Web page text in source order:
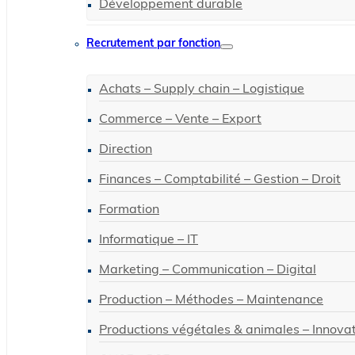
Développement durable
Recrutement par fonction
Achats – Supply chain – Logistique
Commerce – Vente – Export
Direction
Finances – Comptabilité – Gestion – Droit
Formation
Informatique – IT
Marketing – Communication – Digital
Production – Méthodes – Maintenance
Productions végétales & animales –